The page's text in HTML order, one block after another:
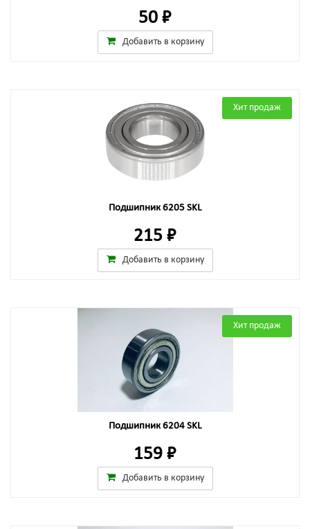
50 ₽
Добавить в корзину
Хит продаж
Подшипник 6205 SKL
215 ₽
Добавить в корзину
Хит продаж
Подшипник 6204 SKL
159 ₽
Добавить в корзину